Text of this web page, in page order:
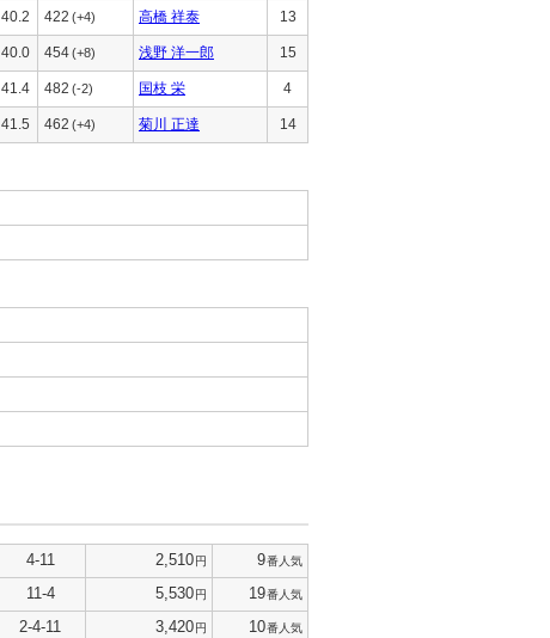
40.2 422 (+4) 高橋 祥泰 13
40.0 454(+8) 浅野 洋一郎 15
41.4 482 (-2) 国枝 栄 4
41.5 462 (+4) 菊川 正達 14
4-11 2,510円 9番人気
11-4 5,530円 19番人気
2-4-11 3,420円 10番人気